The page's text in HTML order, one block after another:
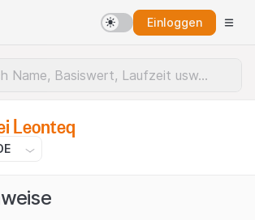
Einloggen
Leonteq